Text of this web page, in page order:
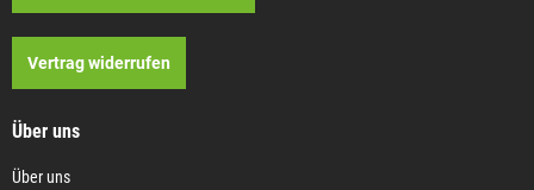
Vertrag widerrufen
Über uns
Über uns